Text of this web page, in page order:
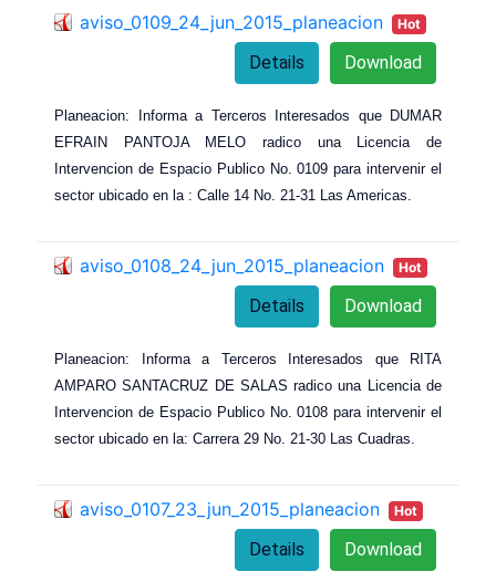
aviso_0109_24_jun_2015_planeacion Hot
Download
Details
Planeacion: Informa a Terceros Interesados que DUMAR
EFRAIN PANTOJA MELO radico una Licencia de
Intervencion de Espacio Publico No. 0109 para intervenir el
sector ubicado en la : Calle 14 No. 21-31 Las Americas.
aviso_0108_24_jun_2015_planeacion Hot
Download
Details
Planeacion: Informa a Terceros Interesados que RITA
AMPARO SANTACRUZ DE SALAS radico una Licencia de
Intervencion de Espacio Publico No. 0108 para intervenir el
sector ubicado en la: Carrera 29 No. 21-30 Las Cuadras.
aviso_0107_23_jun_2015_planeacion Hot
Download
Details